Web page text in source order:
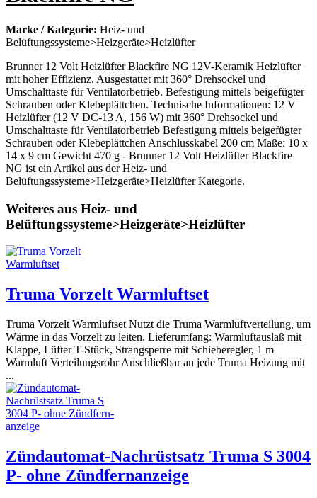
Marke / Kategorie: Heiz- und
Belüftungssysteme>Heizgeräte>Heizlüfter
Brunner 12 Volt Heizlüfter Blackfire NG 12V-Keramik Heizlüfter
mit hoher Effizienz. Ausgestattet mit 360° Drehsockel und
Umschalttaste für Ventilatorbetrieb. Befestigung mittels beigefügter
Schrauben oder Klebeplättchen. Technische Informationen: 12 V
Heizlüfter (12 V DC-13 A, 156 W) mit 360° Drehsockel und
Umschalttaste für Ventilatorbetrieb Befestigung mittels beigefügter
Schrauben oder Klebeplättchen Anschlusskabel 200 cm Maße: 10 x
14 x 9 cm Gewicht 470 g - Brunner 12 Volt Heizlüfter Blackfire
NG ist ein Artikel aus der Heiz- und
Belüftungssysteme>Heizgeräte>Heizlüfter Kategorie.
Weiteres aus Heiz- und
Belüftungssysteme>Heizgeräte>Heizlüfter
Truma Vorzelt Warmluftset
Truma Vorzelt Warmluftset Nutzt die Truma Warmluftverteilung, um
Wärme in das Vorzelt zu leiten. Lieferumfang: Warmluftauslaß mit
Klappe, Lüfter T-Stück, Strangsperre mit Schieberegler, 1 m
Warmluft Verteilungsrohr Anschließbar an jede Truma Heizung mit
...
Zündautomat-Nachrüstsatz Truma S 3004
P- ohne Zündfern­anzeige